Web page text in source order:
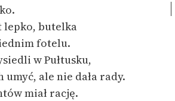
lepko, butelka
fotelu.
w Pułtusku,
umyć, ale nie dała rady.
miał rację.